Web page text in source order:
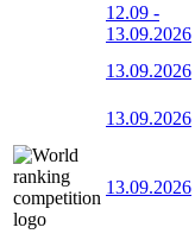
12.09 -
13.09.2026
13.09.2026
13.09.2026
13.09.2026